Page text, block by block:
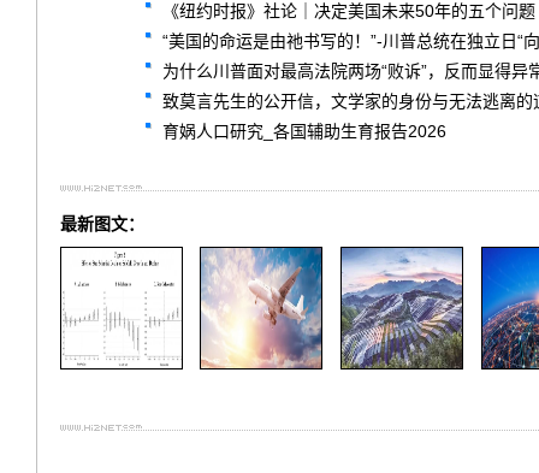
《纽约时报》社论｜决定美国未来50年的五个问题
“美国的命运是由祂书写的！”-川普总统在独立日“
为什么川普面对最高法院两场“败诉”，反而显得异
致莫言先生的公开信，文学家的身份与无法逃离的
育娲人口研究_各国辅助生育报告2026
最新图文：